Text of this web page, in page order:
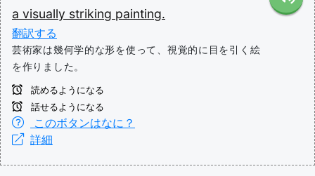
a visually striking painting.
翻訳する
芸術家は幾何学的な形を使って、視覚的に目を引く絵
を作りました。
読めるようになる
話せるようになる
このボタンはなに？
詳細